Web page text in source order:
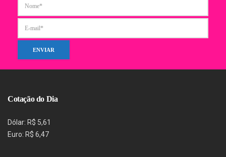
Cotação do Dia
Dólar: R$ 5,61
Euro: R$ 6,47